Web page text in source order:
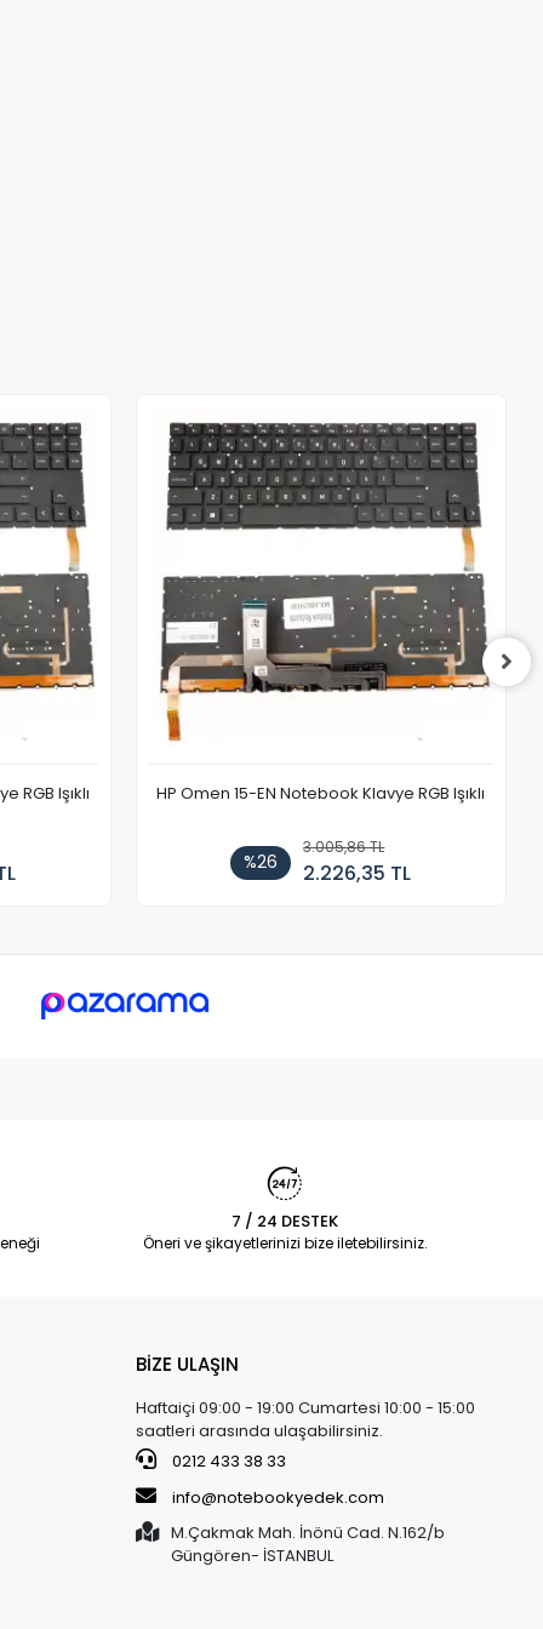
RGB Işıklı HP Omen 15-EN Notebook Klavye RGB Işıklı
%26
3.005,86 TL
2.226,35 TL
7 / 24 DESTEK
Öneri ve şikayetlerinizi bize iletebilirsiniz.
BİZE ULAŞIN
Haftaiçi 09:00 - 19:00 Cumartesi 10:00 - 15:00
saatleri arasında ulaşabilirsiniz.
0212 433 38 33
info@notebookyedek.com
M.Çakmak Mah. İnönü Cad. N.162/b
Güngören- İSTANBUL